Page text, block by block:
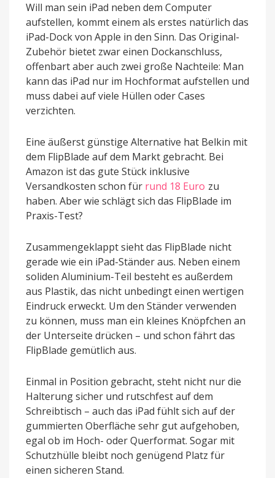
Will man sein iPad neben dem Computer
aufstellen, kommt einem als erstes natürlich das
iPad-Dock von Apple in den Sinn. Das Original-
Zubehör bietet zwar einen Dockanschluss,
offenbart aber auch zwei große Nachteile: Man
kann das iPad nur im Hochformat aufstellen und
muss dabei auf viele Hüllen oder Cases
verzichten.
Eine äußerst günstige Alternative hat Belkin mit
dem FlipBlade auf dem Markt gebracht. Bei
Amazon ist das gute Stück inklusive
Versandkosten schon für rund 18 Euro zu
haben. Aber wie schlägt sich das FlipBlade im
Praxis-Test?
Zusammengeklappt sieht das FlipBlade nicht
gerade wie ein iPad-Ständer aus. Neben einem
soliden Aluminium-Teil besteht es außerdem
aus Plastik, das nicht unbedingt einen wertigen
Eindruck erweckt. Um den Ständer verwenden
zu können, muss man ein kleines Knöpfchen an
der Unterseite drücken – und schon fährt das
FlipBlade gemütlich aus.
Einmal in Position gebracht, steht nicht nur die
Halterung sicher und rutschfest auf dem
Schreibtisch – auch das iPad fühlt sich auf der
gummierten Oberfläche sehr gut aufgehoben,
egal ob im Hoch- oder Querformat. Sogar mit
Schutzhülle bleibt noch genügend Platz für
einen sicheren Stand.